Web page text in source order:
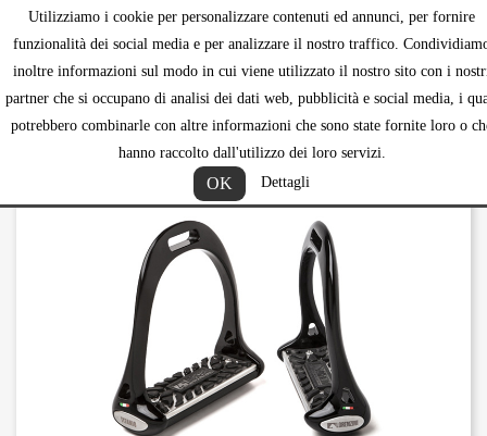
Utilizziamo i cookie per personalizzare contenuti ed annunci, per fornire
funzionalità dei social media e per analizzare il nostro traffico.
inoltre informazioni sul modo in cui viene utilizzato il nostro sito con i
partner che si occupano di analisi dei dati web, pubblicità e social media, i
potrebbero combinarle con altre informazioni che sono state fornite loro o
hanno raccolto dall'utilizzo dei loro servizi.
OK Dettagli
